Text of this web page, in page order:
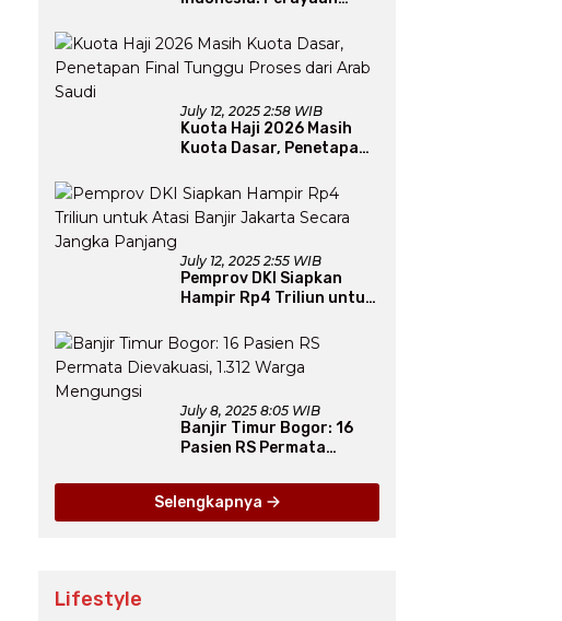
Persaudaraan Lintas
Iman
July 12, 2025 2:58 WIB
Kuota Haji 2026 Masih
Kuota Dasar, Penetapan
Arab Saudi
July 12, 2025 2:55 WIB
Pemprov DKI Siapkan
Hampir Rp4 Triliun untuk
Secara Jangka Panjang
July 8, 2025 8:05 WIB
Banjir Timur Bogor: 16
Pasien RS Permata
Mengungsi
Selengkapnya
Lifestyle